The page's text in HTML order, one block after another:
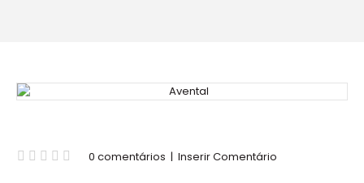
0 comentários | Inserir Comentário